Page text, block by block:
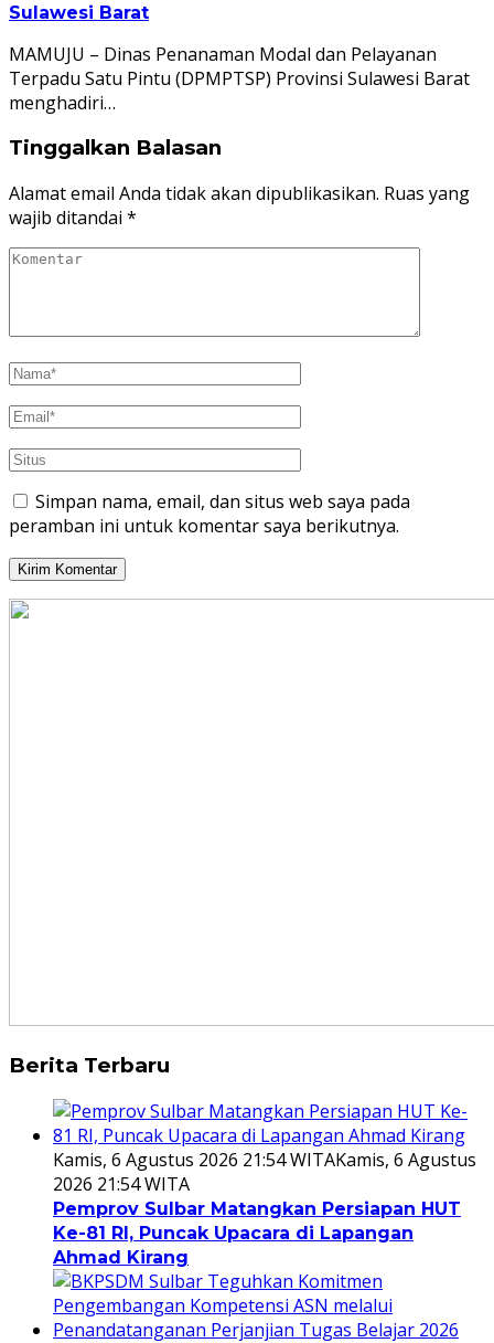
Sulawesi Barat
MAMUJU – Dinas Penanaman Modal dan Pelayanan
Terpadu Satu Pintu (DPMPTSP) Provinsi Sulawesi Barat
menghadiri…
Tinggalkan Balasan
Alamat email Anda tidak akan dipublikasikan. Ruas yang
wajib ditandai *
Simpan nama, email, dan situs web saya pada
peramban ini untuk komentar saya berikutnya.
Berita Terbaru
Kamis, 6 Agustus 2026 21:54 WITAKamis, 6 Agustus
2026 21:54 WITA
Pemprov Sulbar Matangkan Persiapan HUT
Ke-81 RI, Puncak Upacara di Lapangan
Ahmad Kirang